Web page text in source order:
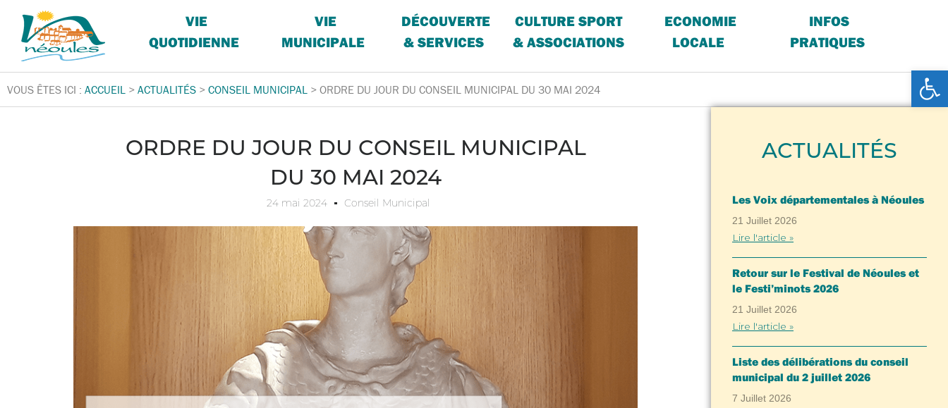
VIE
QUOTIDIENNE
VIE
MUNICIPALE
DÉCOUVERTE
& SERVICES
CULTURE SPORT
& ASSOCIATIONS
ECONOMIE
LOCALE
INFOS
PRATIQUES
VOUS ÊTES ICI : ACCUEIL > ACTUALITÉS > CONSEIL MUNICIPAL > ORDRE DU JOUR DU CONSEIL MUNICIPAL DU 30 MAI 2024
ORDRE DU JOUR DU CONSEIL MUNICIPAL
DU 30 MAI 2024
24 mai 2024 Conseil Municipal
ACTUALITÉS
Les Voix départementales à Néoules
21 Juillet 2026
Lire l'article »
Retour sur le Festival de Néoules et
le Festi’minots 2026
21 Juillet 2026
Lire l'article »
Liste des délibérations du conseil
municipal du 2 juillet 2026
7 Juillet 2026